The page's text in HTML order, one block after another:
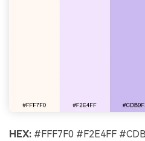
HEX: #FFF7F0 #F2E4FF